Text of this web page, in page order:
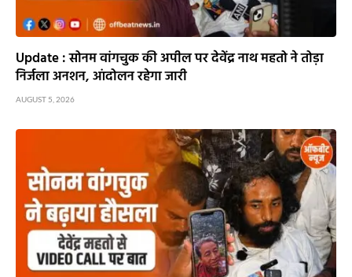
Update : सोनम वांगचुक की अपील पर देवेंद्र नाथ महतो ने तोड़ा
निर्जला अनशन, आंदोलन रहेगा जारी
AUGUST 5, 2026